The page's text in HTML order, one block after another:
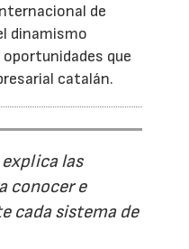
de
dinamismo
que
catalán.
las
conocer e
cada sistema de